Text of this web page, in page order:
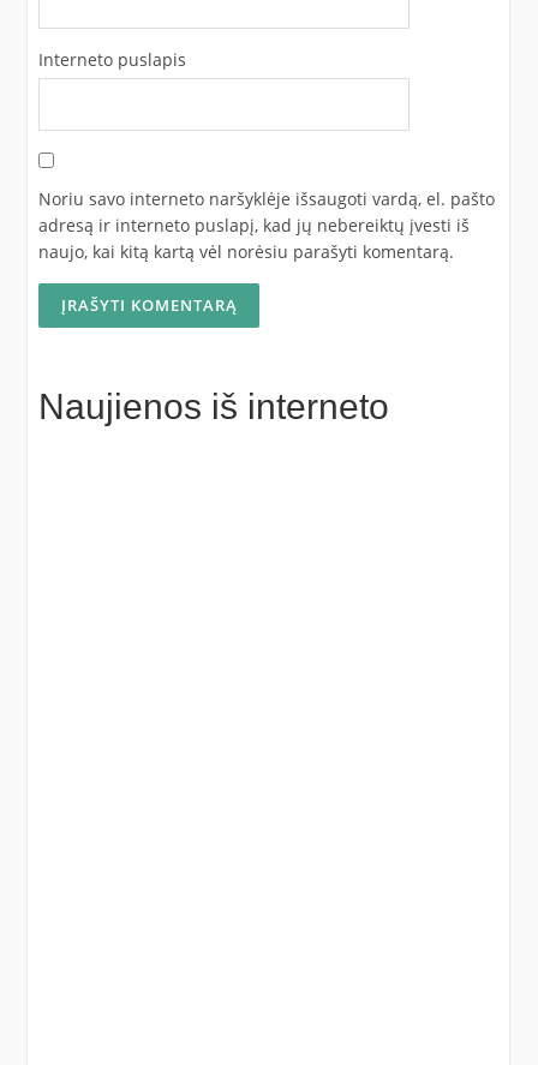
Interneto puslapis
Noriu savo interneto naršyklėje išsaugoti vardą, el. pašto
adresą ir interneto puslapį, kad jų nebereiktų įvesti iš
naujo, kai kitą kartą vėl norėsiu parašyti komentarą.
Naujienos iš interneto